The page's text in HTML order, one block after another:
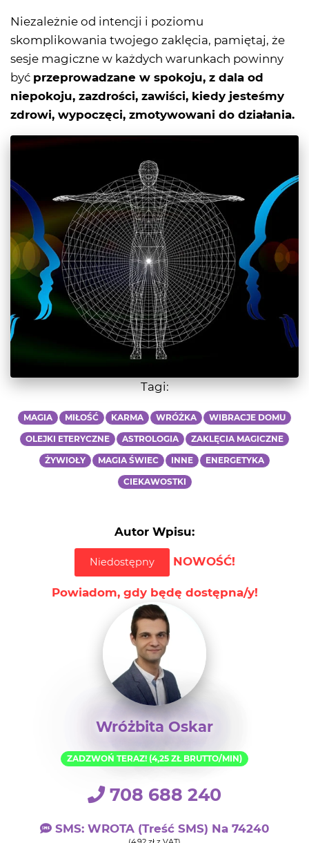
Niezależnie od intencji i poziomu
skomplikowania twojego zaklęcia, pamiętaj, że
sesje magiczne w każdych warunkach powinny
być przeprowadzane w spokoju, z dala od
niepokoju, zazdrości, zawiści, kiedy jesteśmy
zdrowi, wypoczęci, zmotywowani do działania.
Tagi:
MAGIA MIŁOŚĆ KARMA WRÓŻKA WIBRACJE DOMU
OLEJKI ETERYCZNE ASTROLOGIA ZAKLĘCIA MAGICZNE
ŻYWIOŁY MAGIA ŚWIEC INNE ENERGETYKA
CIEKAWOSTKI
Autor Wpisu:
Niedostępny NOWOŚĆ!
Powiadom, gdy będę dostępna/y!
Wróżbita Oskar
ZADZWOŃ TERAZ! (4,25 ZŁ BRUTTO/MIN)
708 688 240
SMS: WROTA (treść SMS) Na 74240